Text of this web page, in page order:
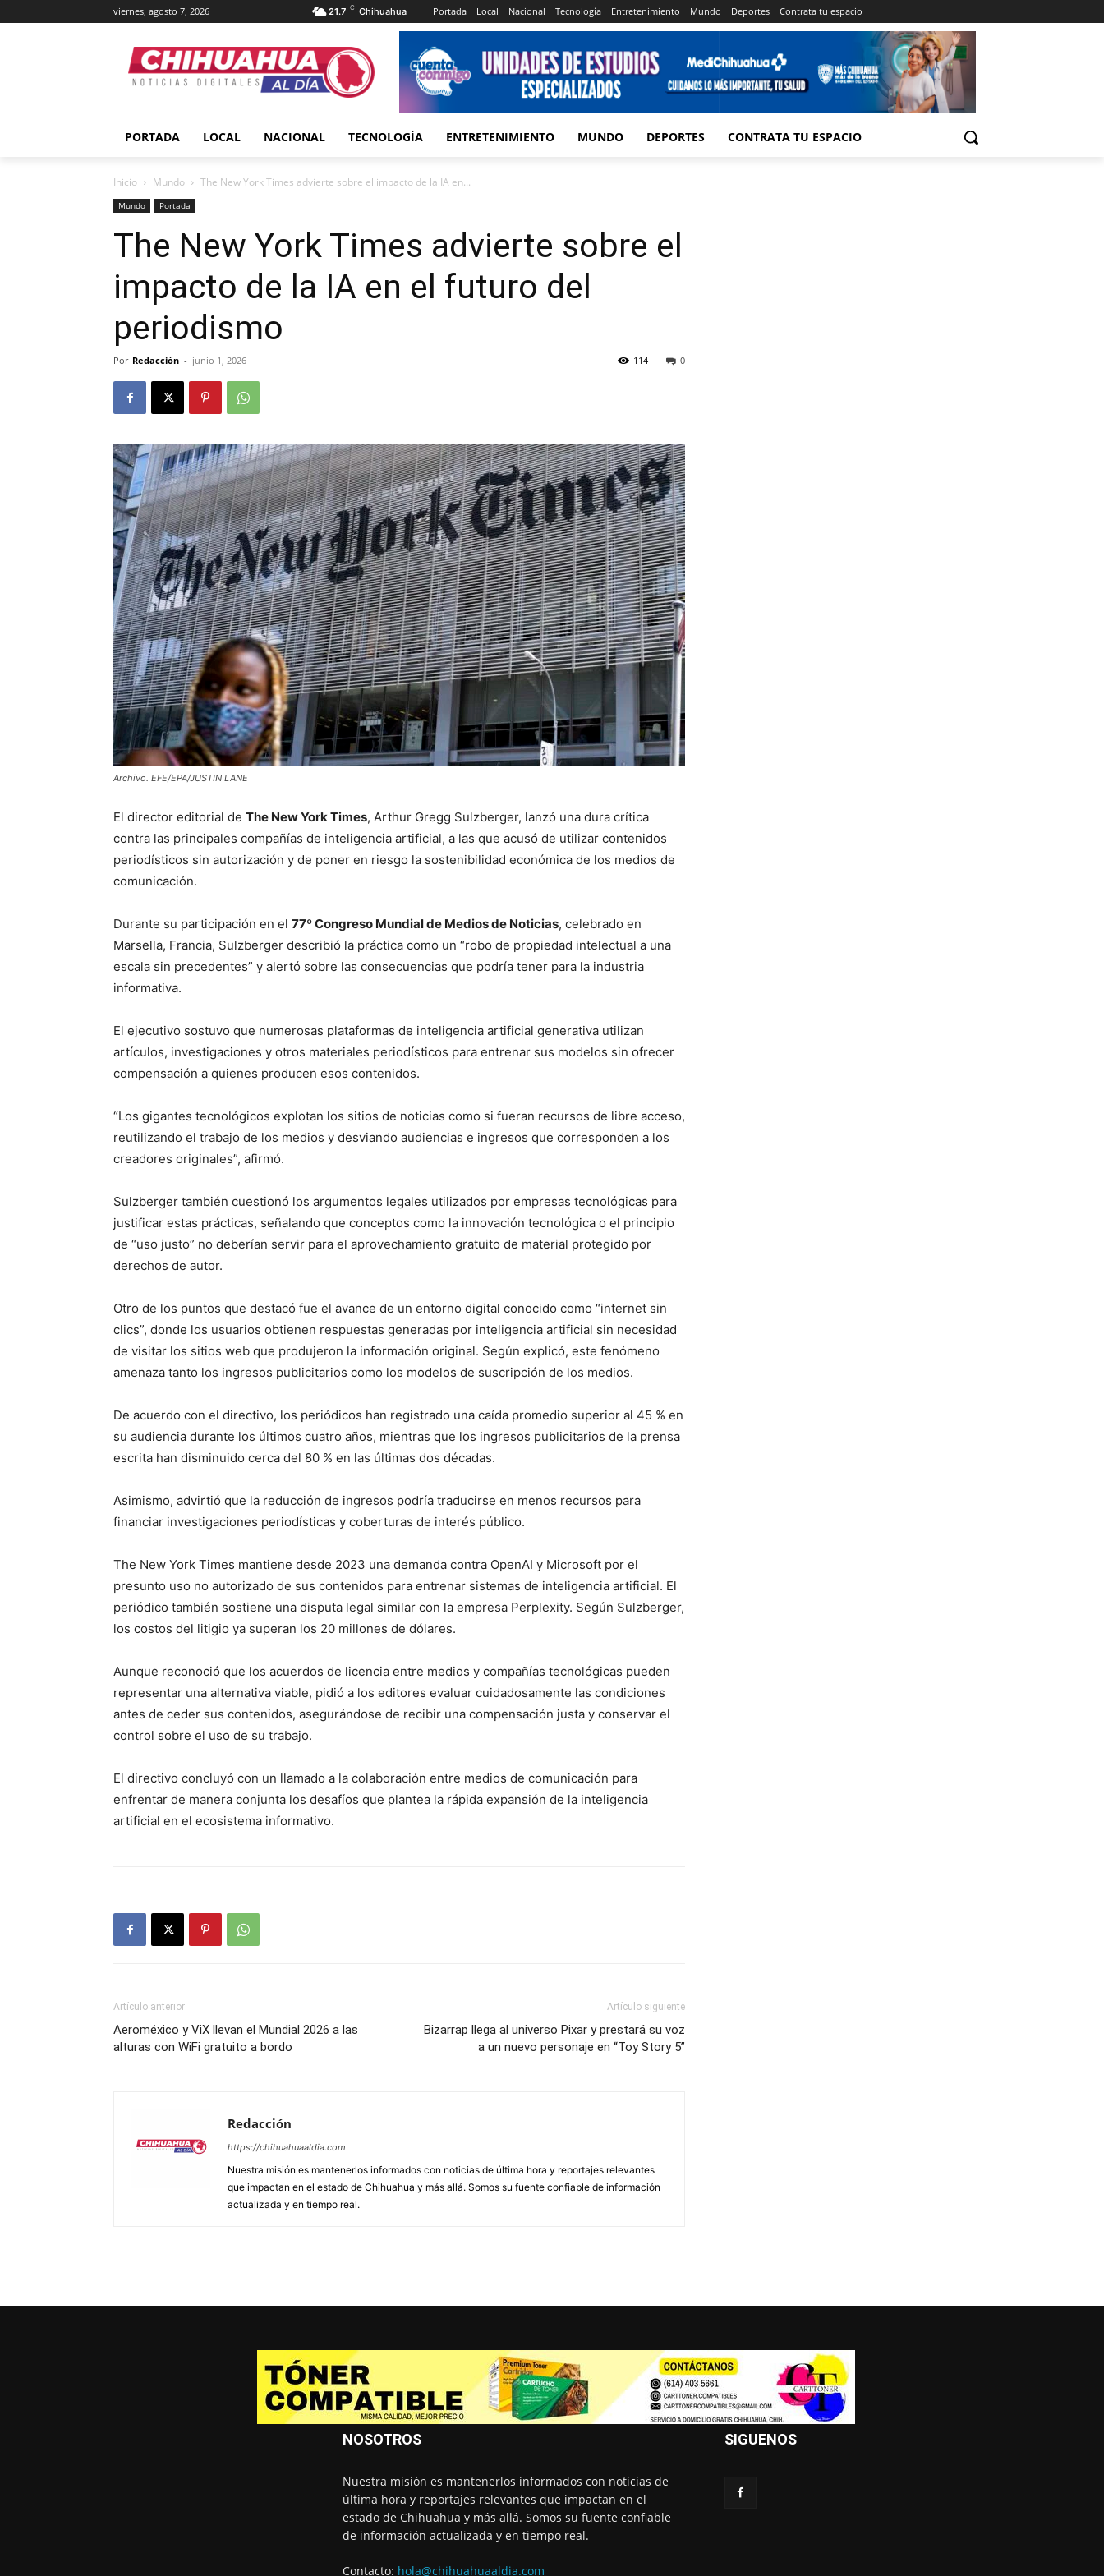
viernes, agosto 7, 2026 21.7 C Chihuahua Portada Local Nacional Tecnología Entretenimiento Mundo Deportes Contrata tu espacio
PORTADA LOCAL NACIONAL TECNOLOGÍA ENTRETENIMIENTO MUNDO DEPORTES CONTRATA TU ESPACIO
Inicio Mundo The New York Times advierte sobre el impacto de la IA en...
Mundo Portada
The New York Times advierte sobre el
impacto de la IA en el futuro del
periodismo
Por Redacción - junio 1, 2026 0
114
Archivo. EFE/EPA/JUSTIN LANE
El director editorial de The New York Times, Arthur Gregg Sulzberger, lanzó una dura crítica
contra las principales compañías de inteligencia artificial, a las que acusó de utilizar contenidos
periodísticos sin autorización y de poner en riesgo la sostenibilidad económica de los medios de
comunicación.
Durante su participación en el 77º Congreso Mundial de Medios de Noticias, celebrado en
Marsella, Francia, Sulzberger describió la práctica como un “robo de propiedad intelectual a una
escala sin precedentes” y alertó sobre las consecuencias que podría tener para la industria
informativa.
El ejecutivo sostuvo que numerosas plataformas de inteligencia artificial generativa utilizan
artículos, investigaciones y otros materiales periodísticos para entrenar sus modelos sin ofrecer
compensación a quienes producen esos contenidos.
“Los gigantes tecnológicos explotan los sitios de noticias como si fueran recursos de libre acceso,
reutilizando el trabajo de los medios y desviando audiencias e ingresos que corresponden a los
creadores originales”, afirmó.
Sulzberger también cuestionó los argumentos legales utilizados por empresas tecnológicas para
justificar estas prácticas, señalando que conceptos como la innovación tecnológica o el principio
de “uso justo” no deberían servir para el aprovechamiento gratuito de material protegido por
derechos de autor.
Otro de los puntos que destacó fue el avance de un entorno digital conocido como “internet sin
clics”, donde los usuarios obtienen respuestas generadas por inteligencia artificial sin necesidad
de visitar los sitios web que produjeron la información original. Según explicó, este fenómeno
amenaza tanto los ingresos publicitarios como los modelos de suscripción de los medios.
De acuerdo con el directivo, los periódicos han registrado una caída promedio superior al 45 % en
su audiencia durante los últimos cuatro años, mientras que los ingresos publicitarios de la prensa
escrita han disminuido cerca del 80 % en las últimas dos décadas.
Asimismo, advirtió que la reducción de ingresos podría traducirse en menos recursos para
financiar investigaciones periodísticas y coberturas de interés público.
The New York Times mantiene desde 2023 una demanda contra OpenAI y Microsoft por el
presunto uso no autorizado de sus contenidos para entrenar sistemas de inteligencia artificial. El
periódico también sostiene una disputa legal similar con la empresa Perplexity. Según Sulzberger,
los costos del litigio ya superan los 20 millones de dólares.
Aunque reconoció que los acuerdos de licencia entre medios y compañías tecnológicas pueden
representar una alternativa viable, pidió a los editores evaluar cuidadosamente las condiciones
antes de ceder sus contenidos, asegurándose de recibir una compensación justa y conservar el
control sobre el uso de su trabajo.
El directivo concluyó con un llamado a la colaboración entre medios de comunicación para
enfrentar de manera conjunta los desafíos que plantea la rápida expansión de la inteligencia
artificial en el ecosistema informativo.
Artículo anterior
Aeroméxico y ViX llevan el Mundial 2026 a las
alturas con WiFi gratuito a bordo
Artículo siguiente
Bizarrap llega al universo Pixar y prestará su voz
a un nuevo personaje en “Toy Story 5”
Redacción
https://chihuahuaaldia.com
Nuestra misión es mantenerlos informados con noticias de última hora y reportajes relevantes
que impactan en el estado de Chihuahua y más allá. Somos su fuente confiable de información
actualizada y en tiempo real.
NOSOTROS
Nuestra misión es mantenerlos informados con noticias de
última hora y reportajes relevantes que impactan en el
estado de Chihuahua y más allá. Somos su fuente confiable
de información actualizada y en tiempo real.
Contacto: hola@chihuahuaaldia.com
SIGUENOS